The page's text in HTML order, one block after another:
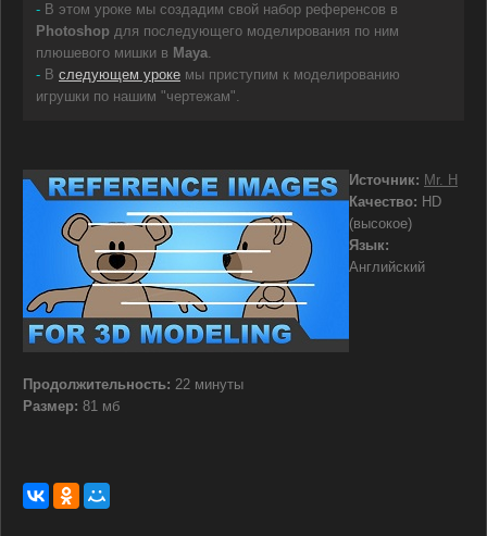
- В этом уроке мы создадим свой набор референсов в
Photoshop для последующего моделирования по ним
плюшевого мишки в Maya.
- В следующем уроке мы приступим к моделированию
игрушки по нашим "чертежам".
Источник: Mr. H
Качество: HD
(высокое)
Язык:
Английский
Продолжительность: 22 минуты
Размер: 81 мб